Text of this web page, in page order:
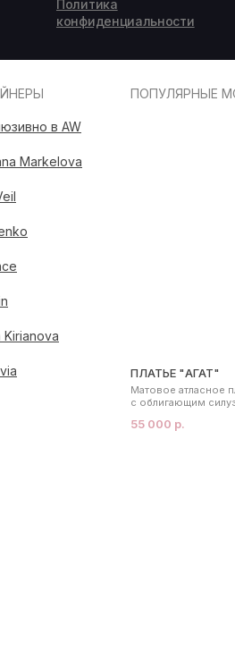
Политика
конфиденциальности
ПЛАТЬЕ "АГАТ"
55 000 р.
Матовое атласное
с облигающим
ПОПУЛЯРНЫЕ
в AW
Markelova
Kirianova